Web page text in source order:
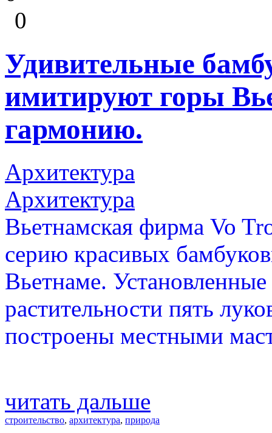
0
Удивительные
имитируют горы
гармонию.
Архитектура
Архитектура
Вьетнамская фирма Vo
серию красивых
Вьетнаме.
растительности пять
построены местными
читать дальше
строительство, архитектура, природа